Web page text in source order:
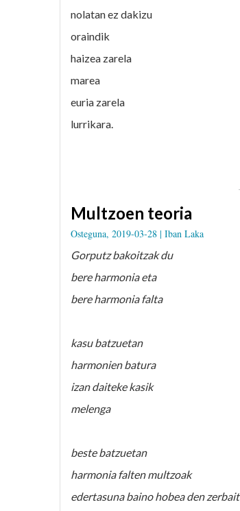
nolatan ez dakizu
oraindik
haizea zarela
marea
euria zarela
lurrikara.
Multzoen teoria
Osteguna, 2019-03-28 | Iban Laka
Gorputz bakoitzak du
bere harmonia eta
bere harmonia falta
kasu batzuetan
harmonien batura
izan daiteke kasik
melenga
beste batzuetan
harmonia falten multzoak
edertasuna baino hobea den zerbait